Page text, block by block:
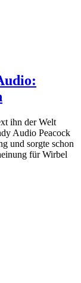
ihn der Welt
Audio Peacock
und sorgte schon
für Wirbel